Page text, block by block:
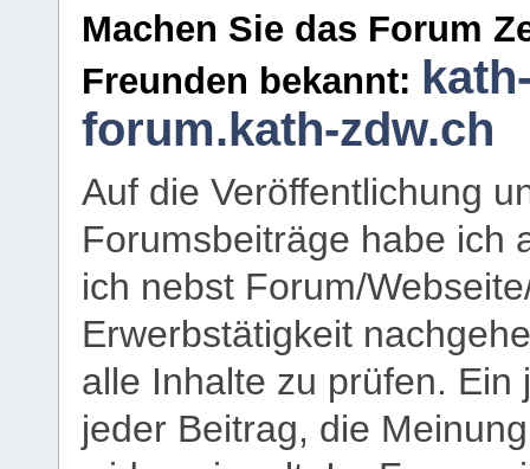
Machen Sie das Forum
Freunden bekannt:
forum.kath-zdw.ch
Auf die Veröffentlichung
Forumsbeiträge habe ich
ich nebst Forum/
Erwerbstätigkeit
alle Inhalte zu prüfen.
jeder Beitrag, die